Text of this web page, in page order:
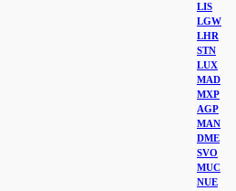
LIS
LGW
LHR
STN
LUX
MAD
MXP
AGP
MAN
DME
SVO
MUC
NUE